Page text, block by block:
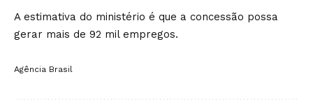
A estimativa do ministério é que a concessão possa
gerar mais de 92 mil empregos.
Agência Brasil